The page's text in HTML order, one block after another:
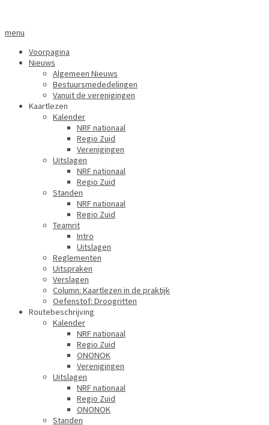
menu
Voorpagina
Nieuws
Algemeen Nieuws
Bestuursmededelingen
Vanuit de verenigingen
Kaartlezen
Kalender
NRF nationaal
Regio Zuid
Verenigingen
Uitslagen
NRF nationaal
Regio Zuid
Standen
NRF nationaal
Regio Zuid
Teamrit
Intro
Uitslagen
Reglementen
Uitspraken
Verslagen
Column: Kaartlezen in de praktijk
Oefenstof: Droogritten
Routebeschrijving
Kalender
NRF nationaal
Regio Zuid
ONONOK
Verenigingen
Uitslagen
NRF nationaal
Regio Zuid
ONONOK
Standen